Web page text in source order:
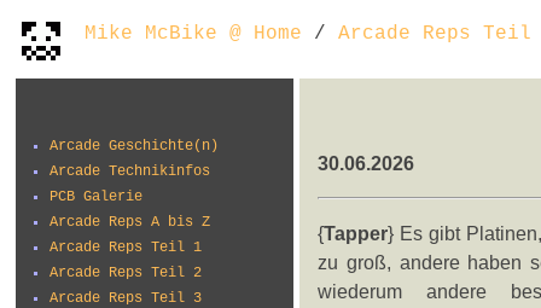
Mike McBike @ Home / Arcade Reps Teil
Arcade Geschichte(n)
Arcade Technikinfos
PCB Galerie
Arcade Reps A bis Z
Arcade Reps Teil 1
Arcade Reps Teil 2
Arcade Reps Teil 3
30.06.2026
{Tapper} Es gibt
zu groß, andere haben
wiederum andere